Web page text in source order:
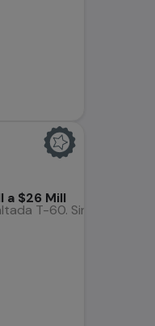
a $26 Mill
T-60. Sin